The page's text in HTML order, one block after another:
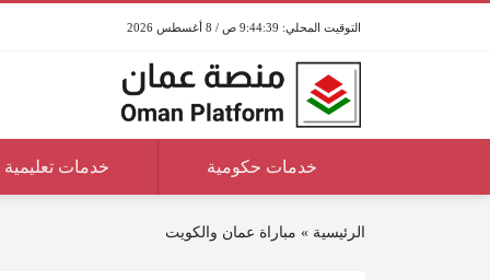
9:44:39 ص / 8 أغسطس 2026
خدمات حكومية خدمات تعليمية
الرئيسية » مباراة عمان والكويت